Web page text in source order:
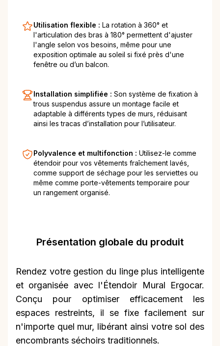
Utilisation flexible : La rotation à 360° et
l'articulation des bras à 180° permettent d'ajuster
l'angle selon vos besoins, même pour une
exposition optimale au soleil si fixé près d'une
fenêtre ou d’un balcon.
Installation simplifiée : Son système de fixation à
trous suspendus assure un montage facile et
adaptable à différents types de murs, réduisant
ainsi les tracas d’installation pour l’utilisateur.
Polyvalence et multifonction : Utilisez-le comme
étendoir pour vos vêtements fraîchement lavés,
comme support de séchage pour les serviettes ou
même comme porte-vêtements temporaire pour
un rangement organisé.
Présentation globale du produit
Rendez votre gestion du linge plus intelligente
et organisée avec l'Étendoir Mural Ergocar.
Conçu pour optimiser efficacement les
espaces restreints, il se fixe facilement sur
n'importe quel mur, libérant ainsi votre sol des
encombrants séchoirs traditionnels.